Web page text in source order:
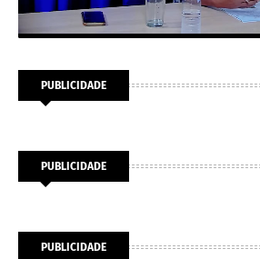
PUBLICIDADE
PUBLICIDADE
PUBLICIDADE